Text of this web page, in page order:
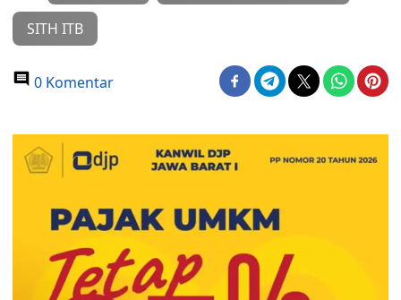
SITH ITB
0 Komentar